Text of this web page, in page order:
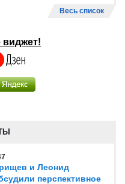
Весь список
виджет!
и Леонид
перспективное